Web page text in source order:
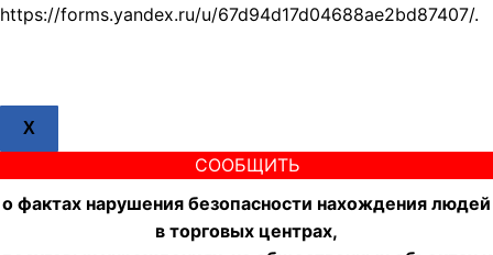
https://forms.yandex.ru/u/67d94d17d04688ae2bd87407/.
X
СООБЩИТЬ
о фактах нарушения безопасности нахождения людей
в торговых центрах,